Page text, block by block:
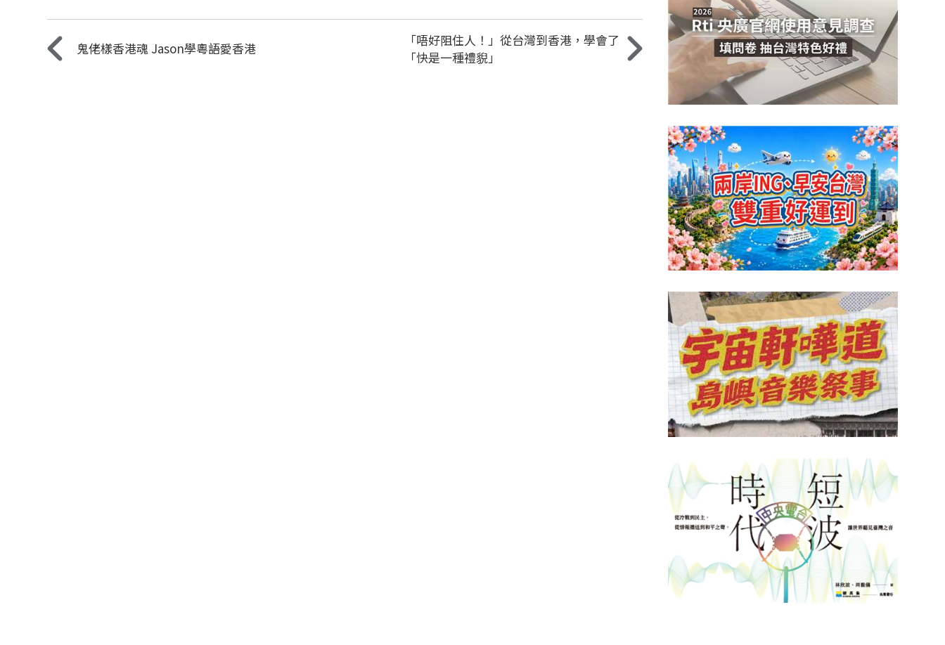
鬼佬樣香港魂 Jason學粵語愛香港
「唔好阻住人！」從台灣到香港，學會了
「快是一種禮貎」